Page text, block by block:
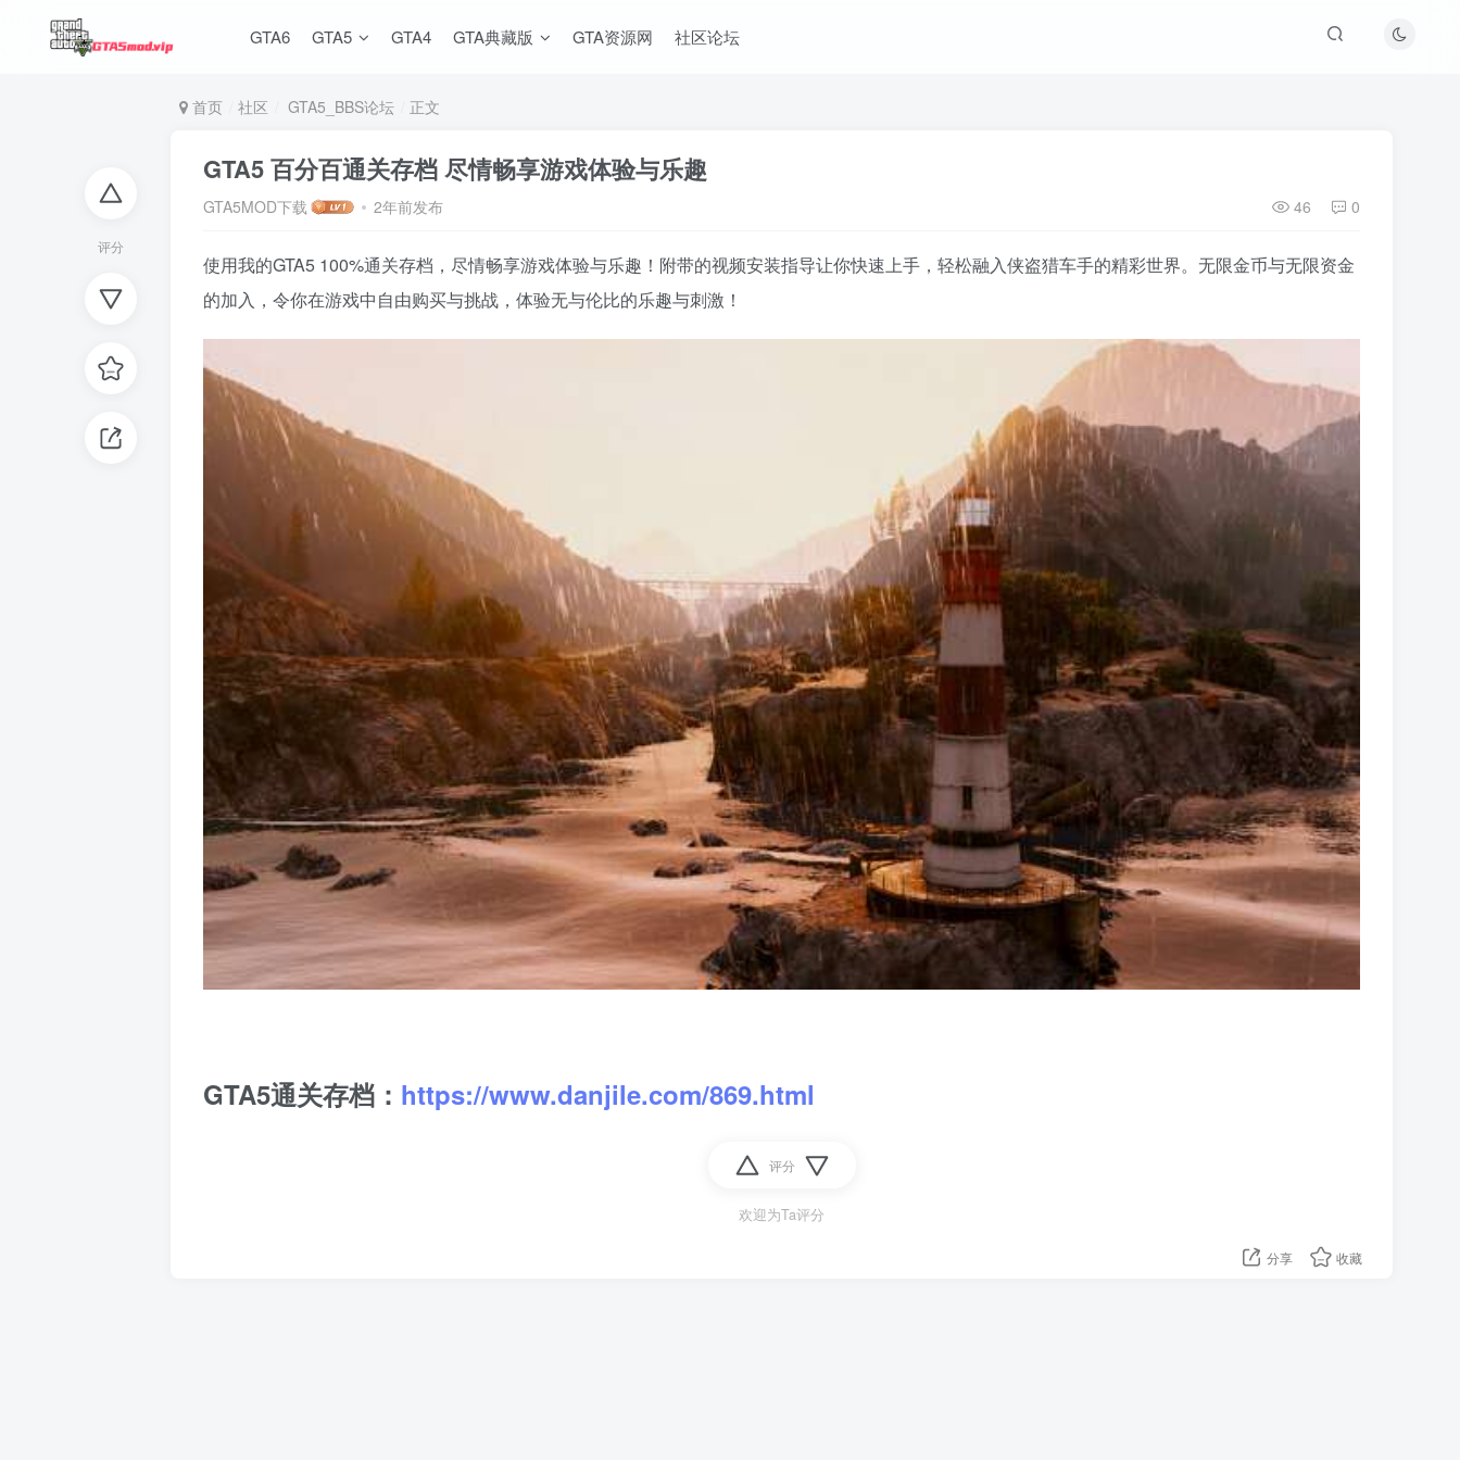
GTA6 GTA5 GTA4 GTA典藏版 GTA资源网 社区论坛
评分
首页 社区 GTA5_BBS论坛 正文
GTA5 百分百通关存档 尽情畅享游戏体验与乐趣
GTA5MOD下载 2年前发布 46 0
使用我的GTA5 100%通关存档，尽情畅享游戏体验与乐趣！附带的视频安装指导让你快速上手，轻松融入侠盗猎车手的精彩世界。无限金币与无限资金
的加入，令你在游戏中自由购买与挑战，体验无与伦比的乐趣与刺激！
GTA5通关存档： https://www.danjile.com/869.html
评分
欢迎为Ta评分
分享 收藏